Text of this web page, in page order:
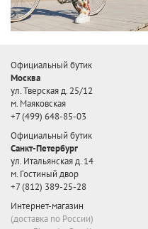
Официальный бутик
Москва
ул. Тверская д. 25/12
м. Маяковская
+7 (499) 648-85-03
Официальный бутик
Санкт-Петербург
ул. Итальянская д. 14
м. Гостиный двор
+7 (812) 389-25-28
Интернет-магазин
(доставка по России)